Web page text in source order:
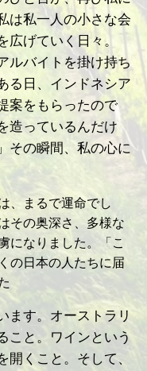
は私一人の小さな会
げていく日々。
ルバイトを掛け持ち
る日、インドネシア
案をもらったので
造っているんだけ
その瞬間、私の心に
、まるで運命でし
その奥深さ、多様な
になりました。「こ
の日本の人たちに届
ます。オーストラリ
こと。ワインという
くこと。そして、